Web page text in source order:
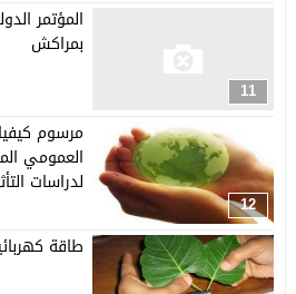
11
المؤتمر
بمراكش
12
العمومي
لدراسات
طاقة